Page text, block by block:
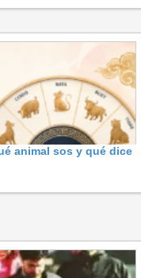
animal sos y qué dice